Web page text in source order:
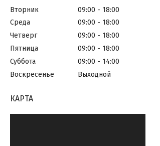
Вторник
09:00
18:00
Среда
09:00
18:00
Четверг
09:00
18:00
Пятница
09:00
18:00
Суббота
09:00
14:00
Воскресенье
Выходной
КАРТА